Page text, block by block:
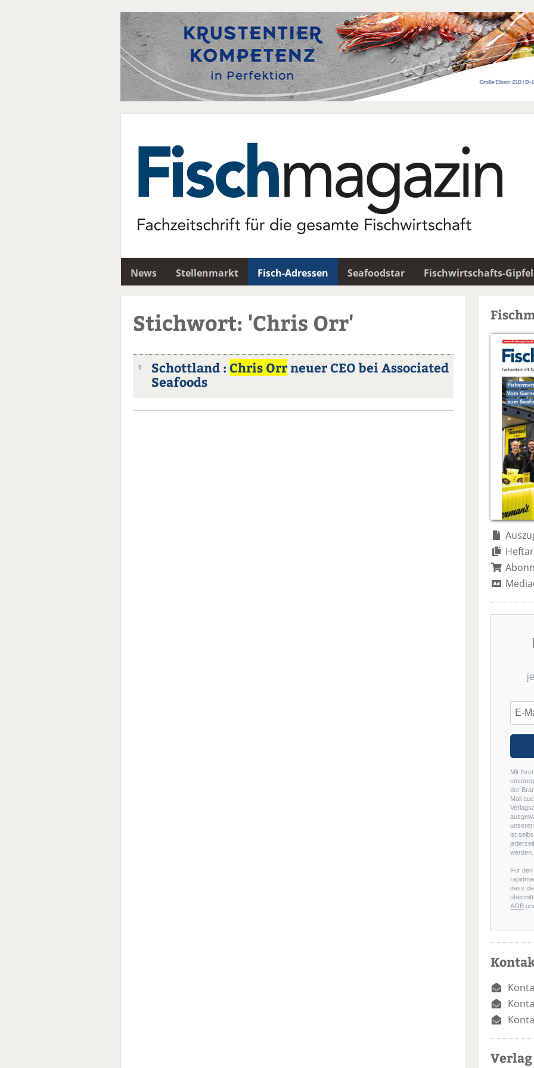
News Stellenmarkt Fisch-Adressen Seafoodstar Fischwirtschafts-Gipfel
Stichwort: 'Chris Orr'
1 Schottland : Chris Orrneuer CEO bei Associated
Seafoods
Mit
der
Mail
unserer
ist
werden.
Für
dass
AGB
Verlag